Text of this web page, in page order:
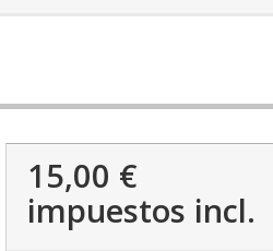
15,00 €
impuestos incl.